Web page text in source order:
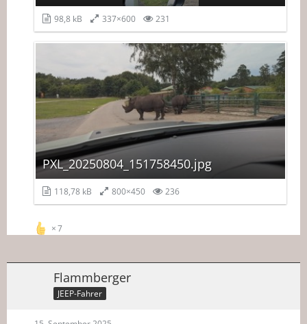
98,8 kB 337×600 231
PXL_20250804_151758450.jpg
118,78 kB 800×450 236
7
Flammberger
JEEP-Fahrer